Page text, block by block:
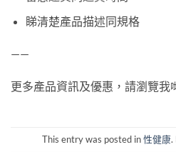
睇清楚產品描述同規格
——
更多產品資訊及優惠，請瀏覽我
This entry was posted in性健康.